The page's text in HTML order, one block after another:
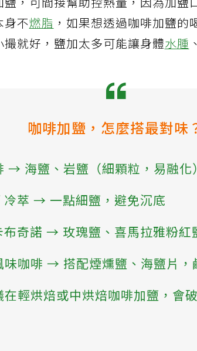
，可間接幫助控熱量，因為加鹽
身不燃脂 ，如果想透過咖啡加鹽的
撮就好，鹽加太多可能讓身體水腫
咖啡加鹽，怎麼搭最對味？
→ 海鹽、岩鹽（細顆粒，易融化
冷萃 → 一點細鹽，避免沉底
布奇諾 → 玫瑰鹽、喜馬拉雅粉紅
味咖啡 → 搭配煙燻鹽、海鹽片，
輕烘焙或中烘焙咖啡加鹽，會